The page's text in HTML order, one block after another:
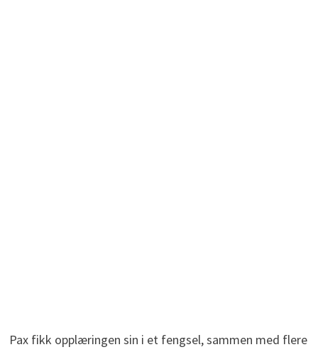
Pax fikk opplæringen sin i et fengsel, sammen med flere